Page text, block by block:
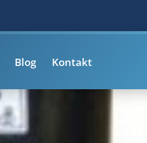
Blog Kontakt